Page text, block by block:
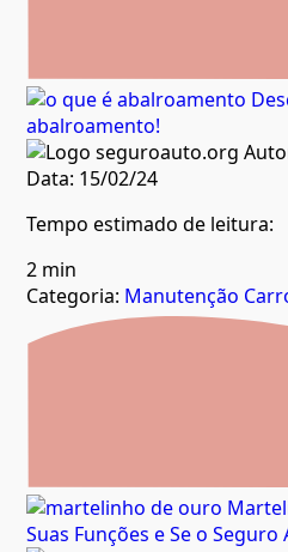
abalroamento!
Data: 15/02/24
Tempo estimado de leitura:
2 min
Categoria: Manutenção
Suas Funções e Se o